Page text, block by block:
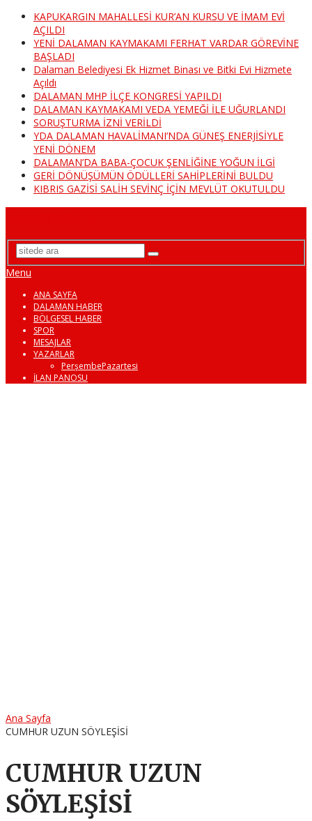
KAPUKARGIN MAHALLESİ KUR’AN KURSU VE İMAM EVİ
AÇILDI
YENİ DALAMAN KAYMAKAMI FERHAT VARDAR GÖREVİNE
BAŞLADI
Dalaman Belediyesi Ek Hizmet Binası ve Bitki Evi Hizmete
Açıldı
DALAMAN MHP İLÇE KONGRESİ YAPILDI
DALAMAN KAYMAKAMI VEDA YEMEĞİ İLE UĞURLANDI
SORUŞTURMA İZNİ VERİLDİ
YDA DALAMAN HAVALİMANI’NDA GÜNEŞ ENERJİSİYLE
YENİ DÖNEM
DALAMAN’DA BABA-ÇOCUK ŞENLİĞİNE YOĞUN İLGİ
GERİ DÖNÜŞÜMÜN ÖDÜLLERİ SAHİPLERİNİ BULDU
KIBRIS GAZİSİ SALİH SEVİNÇ İÇİN MEVLÜT OKUTULDU
Menu
ANA SAYFA
DALAMAN HABER
BÖLGESEL HABER
SPOR
MESAJLAR
YAZARLAR
PerşembePazartesi
İLAN PANOSU
Ana Sayfa
CUMHUR UZUN SÖYLEŞİSİ
CUMHUR UZUN
SÖYLEŞİSİ